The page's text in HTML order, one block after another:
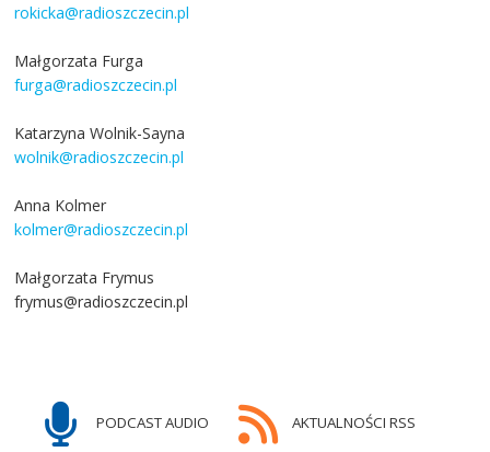
rokicka@radioszczecin.pl
Małgorzata Furga
furga@radioszczecin.pl
Katarzyna Wolnik-Sayna
wolnik@radioszczecin.pl
Anna Kolmer
kolmer@radioszczecin.pl
Małgorzata Frymus
frymus@radioszczecin.pl
PODCAST AUDIO AKTUALNOŚCI RSS